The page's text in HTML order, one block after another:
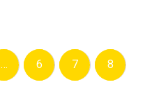
… 6 7 8